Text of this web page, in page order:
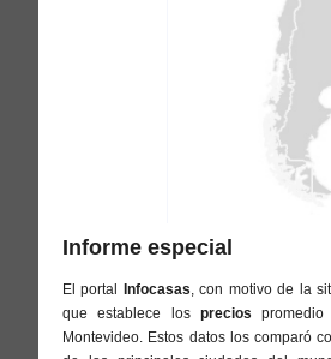
Informe especial
El portal Infocasas , con motivo de la
que establece los precios
Montevideo. Estos datos los comparó